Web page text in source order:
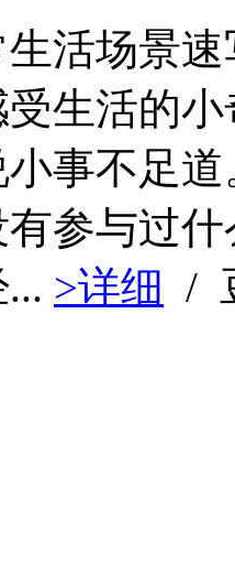
活场景
受生活的
事不足
参与过
>详细 /